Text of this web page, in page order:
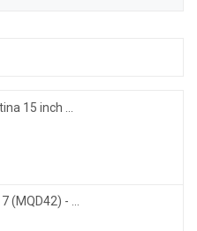
15 inch ...
(MQD42) - ...